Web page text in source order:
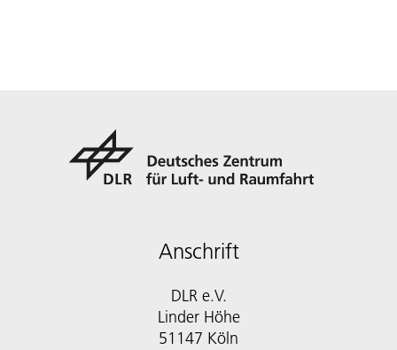
Anschrift
DLR e.V.
Linder Höhe
51147 Köln